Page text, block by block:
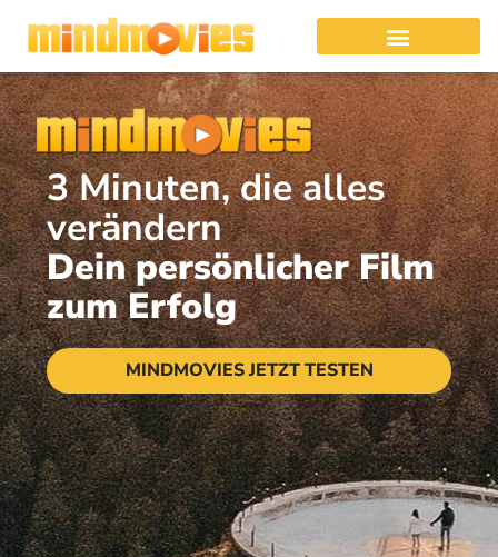
3 Minuten, die alles
verändern
Dein persönlicher Film
zum Erfolg
MINDMOVIES JETZT TESTEN